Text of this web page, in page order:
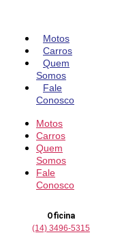
conteúdo
Motos
Carros
Quem
Somos
Fale
Conosco
Motos
Carros
Quem
Somos
Fale
Conosco
Oficina
(14) 3496-5315